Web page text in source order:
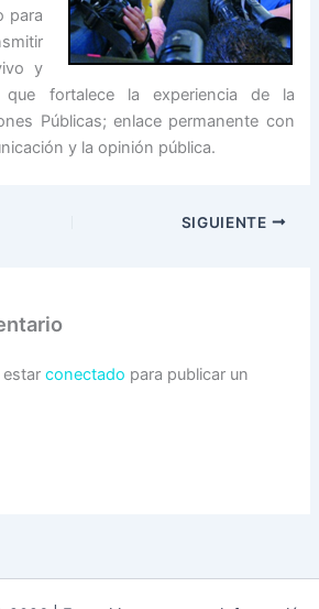
para
y
fortalece la experiencia de la
Públicas; enlace permanente con
y la opinión pública.
SIGUIENTE
estarconectado para publicar un